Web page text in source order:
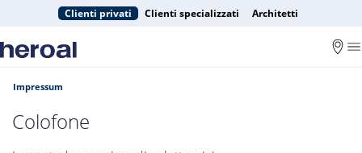
Clienti privati Clienti specializzati Architetti
Impressum
Colofone